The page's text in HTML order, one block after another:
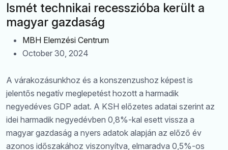
Ismét technikai recesszióba került a
magyar gazdaság
MBH Elemzési Centrum
October 30, 2024
A várakozásunkhoz és a konszenzushoz képest is
jelentős negatív meglepetést hozott a harmadik
negyedéves GDP adat. A KSH előzetes adatai szerint az
idei harmadik negyedévben 0,8%-kal esett vissza a
magyar gazdaság a nyers adatok alapján az előző év
azonos időszakához viszonyítva, elmaradva 0,5%-os